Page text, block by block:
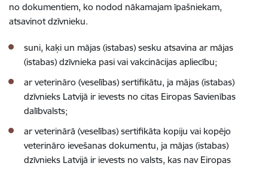
no dokumentiem, ko nodod nākamajam īpašniekam,
atsavinot dzīvnieku.
suni, kaķi un mājas (istabas) sesku atsavina ar mājas
(istabas) dzīvnieka pasi vai vakcinācijas apliecību;
ar veterināro (veselības) sertifikātu, ja mājas (istabas)
dzīvnieks Latvijā ir ievests no citas Eiropas Savienības
dalībvalsts;
ar veterinārā (veselības) sertifikāta kopiju vai kopējo
veterināro ievešanas dokumentu, ja mājas (istabas)
dzīvnieks Latvijā ir ievests no valsts, kas nav Eiropas